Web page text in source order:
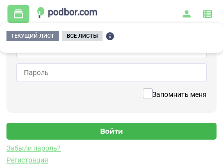
Запомнить меня
Забыли пароль?
Регистрация
ТЕКУЩИЙ ЛИСТ ВСЕ ЛИСТЫ
Главная / Контрольно-измерительные приборы и автоматика / Датчики /
Виброускорения / 1A202TA-200(T)
Датчик виброускорения
Характеристики